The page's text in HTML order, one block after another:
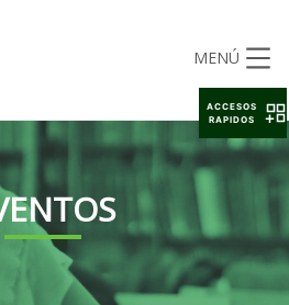
MENÚ
ACCESOS
RAPIDOS